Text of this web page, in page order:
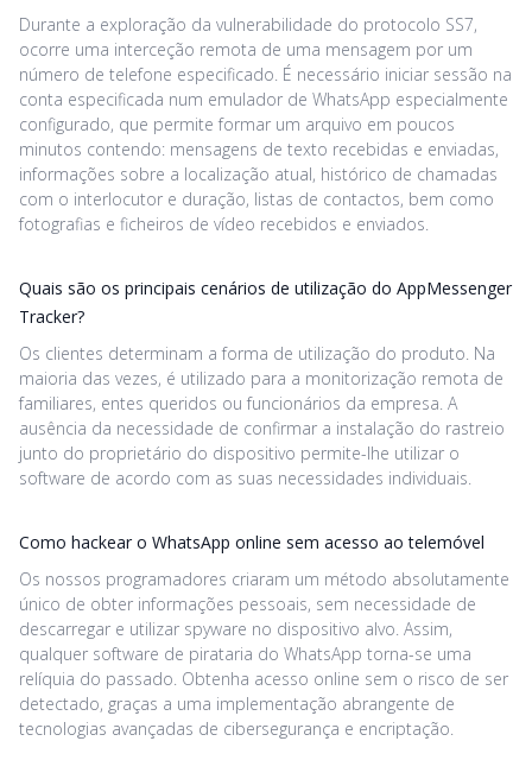
Durante a exploração da vulnerabilidade do protocolo SS7,
ocorre uma interceção remota de uma mensagem por um
número de telefone especificado. É necessário iniciar sessão na
conta especificada num emulador de WhatsApp especialmente
configurado, que permite formar um arquivo em poucos
minutos contendo: mensagens de texto recebidas e enviadas,
informações sobre a localização atual, histórico de chamadas
com o interlocutor e duração, listas de contactos, bem como
fotografias e ficheiros de vídeo recebidos e enviados.
Quais são os principais cenários de utilização do AppMessenger
Tracker?
Os clientes determinam a forma de utilização do produto. Na
maioria das vezes, é utilizado para a monitorização remota de
familiares, entes queridos ou funcionários da empresa. A
ausência da necessidade de confirmar a instalação do rastreio
junto do proprietário do dispositivo permite-lhe utilizar o
software de acordo com as suas necessidades individuais.
Como hackear o WhatsApp online sem acesso ao telemóvel
Os nossos programadores criaram um método absolutamente
único de obter informações pessoais, sem necessidade de
descarregar e utilizar spyware no dispositivo alvo. Assim,
qualquer software de pirataria do WhatsApp torna-se uma
relíquia do passado. Obtenha acesso online sem o risco de ser
detectado, graças a uma implementação abrangente de
tecnologias avançadas de cibersegurança e encriptação.